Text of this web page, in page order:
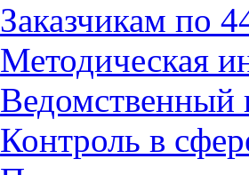
Заказчикам по
Методическая
Ведомственный
Контроль в